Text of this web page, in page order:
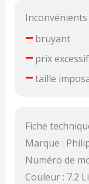
Inconvénients
–bruyant
–prix excessif
–taille
Fiche
Marque :
Numéro de
Couleur : 7.2